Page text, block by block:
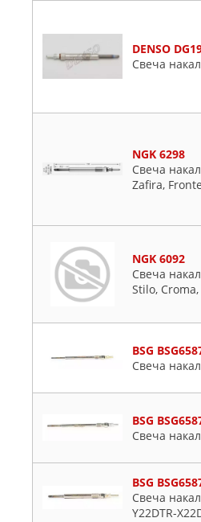
DENSO
Свеча
NGK 6298
Свеча
Zafira,
NGK 6092
Свеча
Stilo,
BSG
Свеча
BSG
Свеча
BSG
Свеча
Y22DTR-